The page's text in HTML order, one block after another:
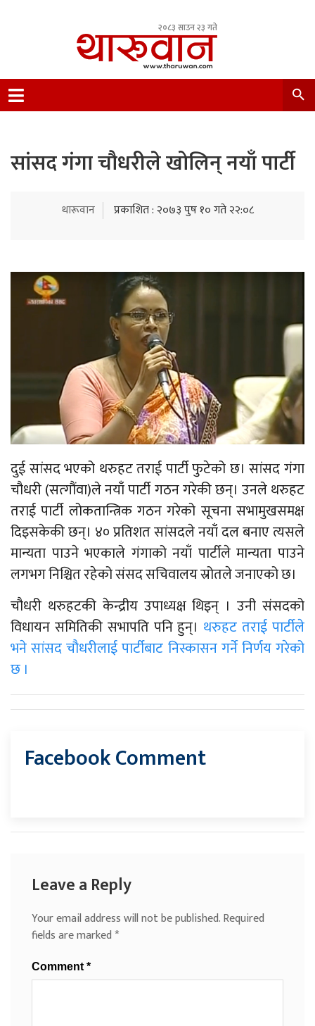
२०८३ साउन २३ गते
Nepal.
सांसद गंगा चौधरीले खोलिन् नयाँ पार्टी
थारूवान प्रकाशित : २०७३ पुष १० गते २२:०८
दुई सांसद भएको थरुहट तराई पार्टी फुटेको छ। सांसद गंगा
चौधरी (सत्गौंवा)ले नयाँ पार्टी गठन गरेकी छन्। उनले थरुहट
तराई पार्टी लोकतान्त्रिक गठन गरेको सूचना सभामुखसमक्ष
दिइसकेकी छन्। ४० प्रतिशत सांसदले नयाँ दल बनाए त्यसले
मान्यता पाउने भएकाले गंगाको नयाँ पार्टीले मान्यता पाउने
लगभग निश्चित रहेको संसद सचिवालय स्रोतले जनाएको छ।
चौधरी थरुहटकी केन्द्रीय उपाध्यक्ष थिइन् । उनी संसदको
विधायन समितिकी सभापति पनि हुन्। थरुहट तराई पार्टीले
भने सांसद चौधरीलाई पार्टीबाट निस्कासन गर्ने निर्णय गरेको
छ ।
Facebook Comment
Leave a Reply
Your email address will not be published.Required
fields are marked*
Comment *